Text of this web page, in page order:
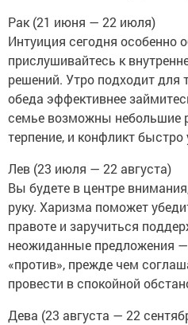
Рак (21 июня — 22 июля)
Интуиция сегодня особенно
прислушивайтесь к
решений. Утро подходит для
обеда эффективнее
семье возможны небольшие
терпение, и конфликт быстро
Лев (23 июля — 22 августа)
Вы будете в центре
руку. Харизма поможет
правоте и заручиться
неожиданные предложения —
«против», прежде чем
провести в спокойной
Дева (23 августа — 22